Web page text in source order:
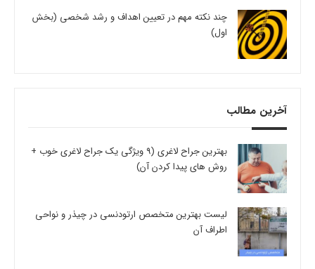
چند نکته مهم در تعیین اهداف و رشد شخصی (بخش
اول)
آخرین مطالب
بهترین جراح لاغری (9 ویژگی یک جراح لاغری خوب +
روش های پیدا کردن آن)
لیست بهترین متخصص ارتودنسی در چیذر و نواحی
اطراف آن